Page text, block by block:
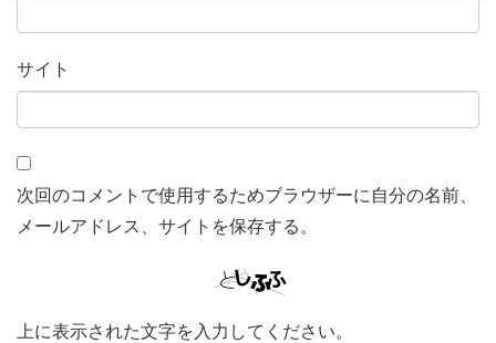
サイト
次回のコメントで使用するためブラウザーに自分の名前、
メールアドレス、サイトを保存する。
上に表示された文字を入力してください。